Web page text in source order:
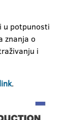
u potpunosti
znanja o
i
link.